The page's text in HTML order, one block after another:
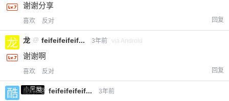
谢谢分享
喜欢 反对 回复
龙 @ feifeifeifeif... 3年前 via Android
谢谢啊
喜欢 反对 回复
小黑屋
酷乐 @ feifeifeifeif... 3年前